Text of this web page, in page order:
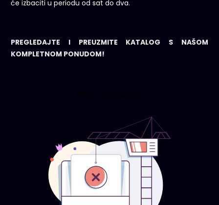
će izbaciti u periodu od sat do dva.
PREGLEDAJTE I PREUZMITE KATALOG S NAŠOM
KOMPLETNOM PONUDOM!